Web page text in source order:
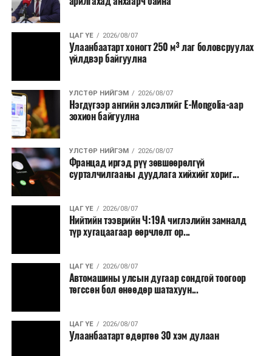
ЦАГ ҮЕ 2026/08/07
Улаанбаатарт хоногт 250 м³ лаг боловсруулах
үйлдвэр байгуулна
УЛСТӨР НИЙГЭМ 2026/08/07
Нэгдүгээр ангийн элсэлтийг E-Mongolia-аар
зохион байгуулна
УЛСТӨР НИЙГЭМ 2026/08/07
Францад иргэд рүү зөвшөөрөлгүй
сурталчилгааны дуудлага хийхийг хориг...
ЦАГ ҮЕ 2026/08/07
Нийтийн тээврийн Ч:19А чиглэлийн замналд
түр хугацаагаар өөрчлөлт ор...
ЦАГ ҮЕ 2026/08/07
Автомашины улсын дугаар сондгой тоогоор
төгссөн бол өнөөдөр шатахуун...
ЦАГ ҮЕ 2026/08/07
Улаанбаатарт өдөртөө 30 хэм дулаан